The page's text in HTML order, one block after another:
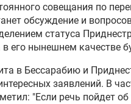
совещания по
обсуждение и
статуса
в его нынешнем качестве
в Бессарабию и
заявлений. В
"Если речь пойдет